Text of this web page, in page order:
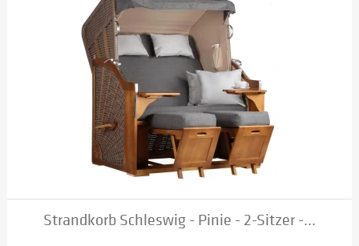
Strandkorb Schleswig - Pinie - 2-Sitzer -...